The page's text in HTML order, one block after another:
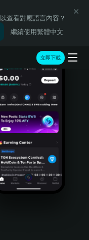
以查看對應語言內容？
繼續使用繁體中文
立即下載